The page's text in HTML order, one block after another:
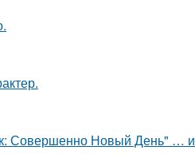
Совершенно Новый День" …